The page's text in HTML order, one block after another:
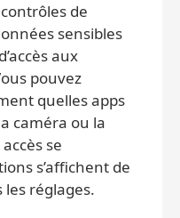
de
sensibles
aux
pouvez
quelles apps
caméra ou la
se
s’affichent de
réglages.